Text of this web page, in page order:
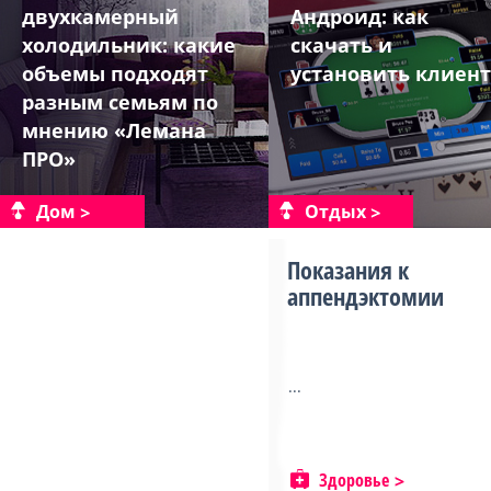
двухкамерный
холодильник: какие
объемы подходят
разным семьям по
мнению «Лемана
ПРО»
Дом
Андроид: как
скачать и
установить
Отдых
Показания к
аппендэктомии
...
Здоровье